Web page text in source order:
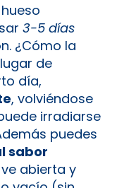
3-5 días
¿Cómo la
de
día,
, volviéndose
irradiarse
puedes
sabor
abierta y